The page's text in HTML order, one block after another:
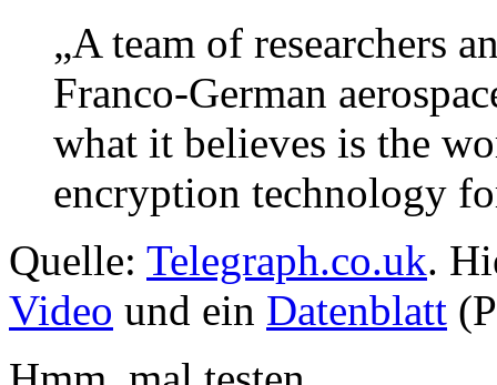
„A team of researchers
Franco-German
what it believes is the
encryption technology
Quelle: Telegraph.co.uk.
Video und ein Datenblatt